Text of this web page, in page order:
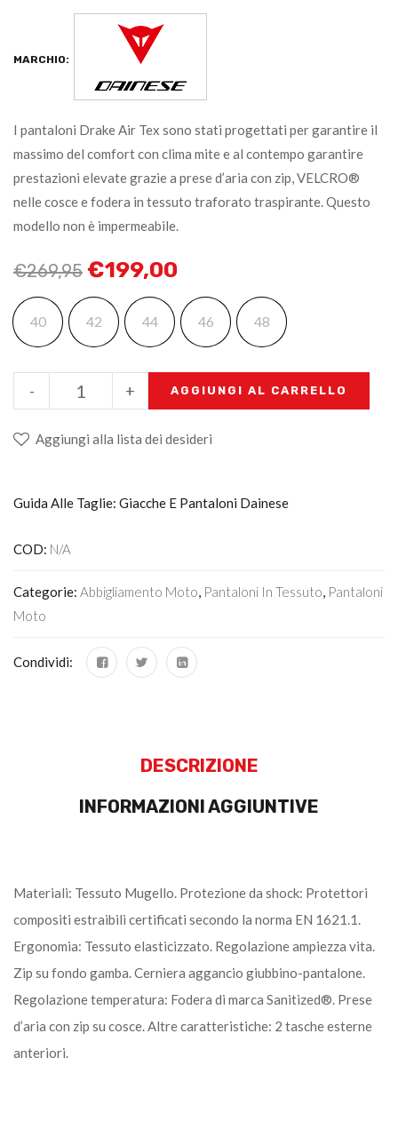
MARCHIO:
I pantaloni Drake Air Tex sono stati progettati per garantire il
massimo del comfort con clima mite e al contempo garantire
prestazioni elevate grazie a prese d’aria con zip, VELCRO®
nelle cosce e fodera in tessuto traforato traspirante. Questo
modello non è impermeabile.
€269,95 €199,00
40 42 44 46 48
+
- AGGIUNGI AL CARRELLO
Aggiungi alla lista dei desideri
Guida Alle Taglie: Giacche E Pantaloni Dainese
COD: N/A
Categorie: Abbigliamento Moto, Pantaloni In Tessuto, Pantaloni
Moto
Condividi:
DESCRIZIONE
INFORMAZIONI AGGIUNTIVE
Materiali: Tessuto Mugello. Protezione da shock: Protettori
compositi estraibili certificati secondo la norma EN 1621.1.
Ergonomia: Tessuto elasticizzato. Regolazione ampiezza vita.
Zip su fondo gamba. Cerniera aggancio giubbino-pantalone.
Regolazione temperatura: Fodera di marca Sanitized®. Prese
d’aria con zip su cosce. Altre caratteristiche: 2 tasche esterne
anteriori.